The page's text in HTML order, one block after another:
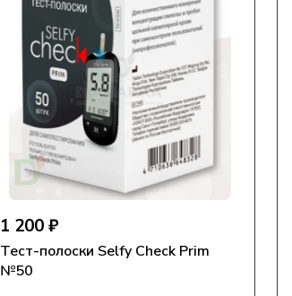
1 200 ₽
Тест-полоски Selfy Check Prim
№50